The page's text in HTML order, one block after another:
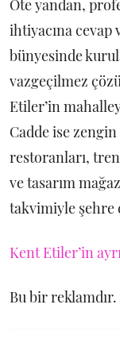
Öte yandan,
ihtiyacına cevap
bünyesinde
vazgeçilmez
Etiler’in
Cadde ise
restoranları,
ve tasarım
takvimiyle şehre
Kent Etiler’in
Bu bir reklamdır.